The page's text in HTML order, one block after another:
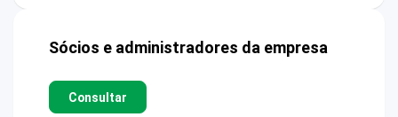
Sócios e administradores da empresa
Consultar